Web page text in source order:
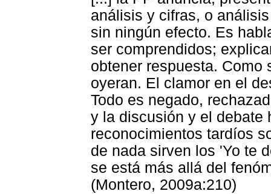
análisis y cifras, o
sin ningún efecto. Es
ser comprendidos;
obtener respuesta.
oyeran. El clamor en el
Todo es negado,
y la discusión y el debate
reconocimientos tardíos
de nada sirven los 'Yo te
se está más allá del
(Montero, 2009a:210)